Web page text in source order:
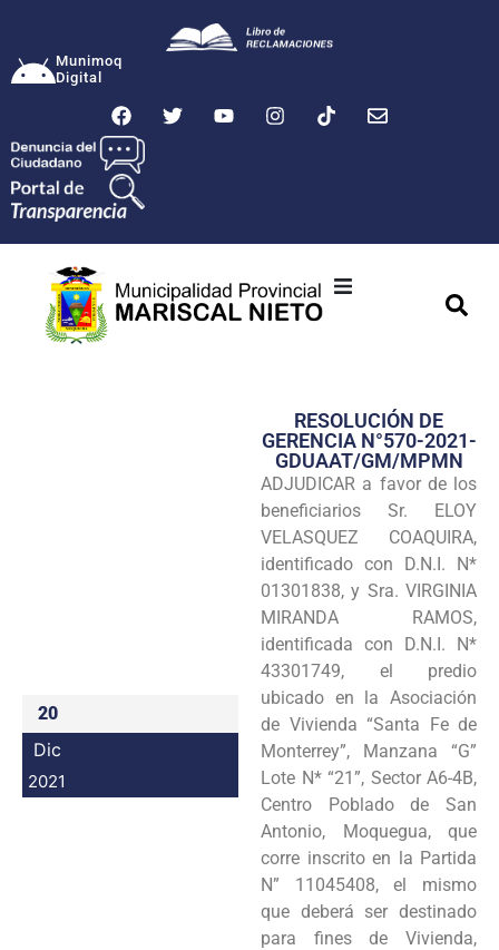
Munimoq
Digital
Transparencia
Seguridad
Programas
Intranet
20
Dic
2021
RESOLUCIÓN DE
GERENCIA N°570-2021-
GDUAAT/GM/MPMN
ADJUDICAR a favor de los
beneficiarios Sr. ELOY
VELASQUEZ COAQUIRA,
identificado con D.N.I. N*
01301838, y Sra. VIRGINIA
MIRANDA RAMOS,
identificada con D.N.I. N*
43301749, el predio
ubicado en la Asociación
de Vivienda “Santa Fe de
Monterrey”, Manzana “G”
Lote N* “21”, Sector A6-4B,
Centro Poblado de San
Antonio, Moquegua, que
corre inscrito en la Partida
N” 11045408, el mismo
que deberá ser destinado
para fines de Vivienda,